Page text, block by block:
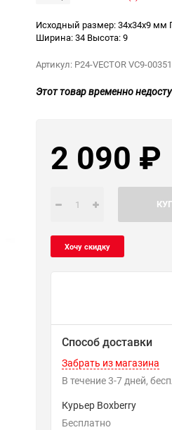
Исходный размер: 34x34x9 мм
Ширина: 34 Высота: 9
Артикул: P24-VECTOR VC9-
Этот товар временно
2 090 ₽
Способ доставки
Забрать из магазина
В течение3-7дней
Курьер Boxberry
Бесплатно